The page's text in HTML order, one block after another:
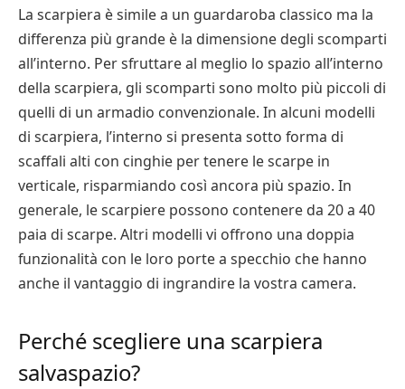
La scarpiera è simile a un guardaroba classico ma la
differenza più grande è la dimensione degli scomparti
all’interno. Per sfruttare al meglio lo spazio all’interno
della scarpiera, gli scomparti sono molto più piccoli di
quelli di un armadio convenzionale. In alcuni modelli
di scarpiera, l’interno si presenta sotto forma di
scaffali alti con cinghie per tenere le scarpe in
verticale, risparmiando così ancora più spazio. In
generale, le scarpiere possono contenere da 20 a 40
paia di scarpe. Altri modelli vi offrono una doppia
funzionalità con le loro porte a specchio che hanno
anche il vantaggio di ingrandire la vostra camera.
Perché scegliere una scarpiera
salvaspazio?